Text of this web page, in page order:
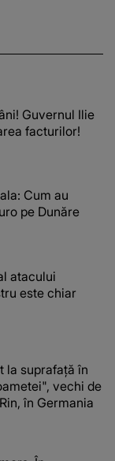
Guvernul Ilie
facturilor!
Cum au
pe Dunăre
atacului
este chiar
la suprafață în
vechi de
în Germania